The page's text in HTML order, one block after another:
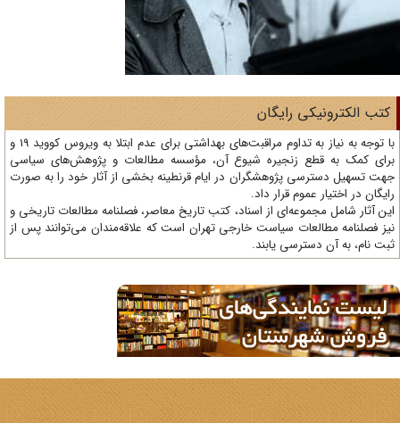
الکترونیکی رایگان
با توجه به نیاز به تداوم مراقبت‌های بهداشتی برای عدم ابتلا به ویروس کووید 19 و
کمک به قطع زنجیره شیوع آن، مؤسسه مطالعات و پژوهش‌های سیاسی
تسهیل دسترسی پژوهشگران در ایام قرنطینه بخشی از آثار خود را به صورت
در اختیار عموم قرار داد.
آثار شامل مجموعه‌ای از اسناد، کتب تاریخ معاصر، فصلنامه‌ مطالعات تاریخی و
فصلنامه مطالعات سیاست خارجی تهران است که علاقه‌مندان می‌توانند پس از
نام، به آن دسترسی یابند.